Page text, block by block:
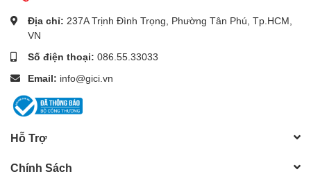
Camera hỗ trợ nhiều hình thức lưu trữ linh hoạt:
- Thẻ nhớ MicroSD (tối đa 512GB)
- NVR
Giúp người dùng dễ dàng quản lý và truy xuất video mọi lúc.
Địa chỉ: 237A Trịnh Đình Trọng, Phường Tân Phú, Tp.HCM,
VN
Số điện thoại: 086.55.33033
Email: info@gici.vn
Hỗ Trợ
Chính Sách